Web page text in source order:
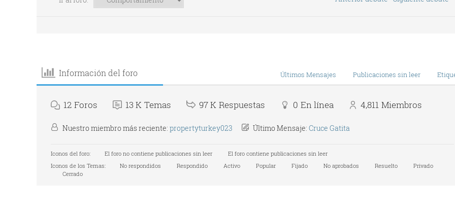
Información del foro Últimos Mensajes Publicaciones sin leer
12 Foros 13 K Temas 97 K Respuestas 0 En línea 4,811 Miembros
Nuestro miembro más reciente: propertyturkey023 Último Mensaje: Cruce Gatita
Iconos del foro: El foro no contiene publicaciones sin leer
El foro contiene publicaciones sin leer
Iconos de los Temas:
No respondidos Respondido Activo Popular Fijado No aprobados Resuelto
Privado
Cerrado